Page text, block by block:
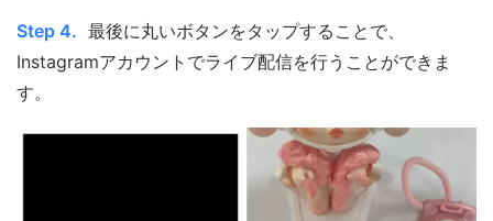
Step 4. 最後に丸いボタンをタップすることで、
Instagramアカウントでライブ配信を行うことができま
す。